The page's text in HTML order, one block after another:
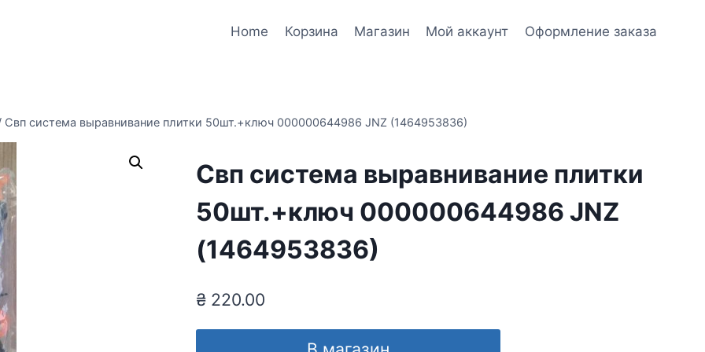
Home Корзина Магазин Мой аккаунт Оформление заказа
Свп система выравнивание плитки 50шт.+ключ 000000644986 JNZ (1464953836)
Свп система выравнивание плитки
50шт.+ключ 000000644986 JNZ
(1464953836)
₴220.00